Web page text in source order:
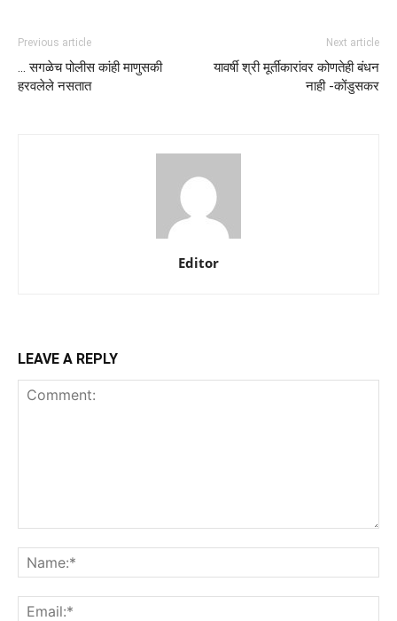
Previous article
… सगळेच पोलीस कांही माणुसकी
हरवलेले नसतात
Next article
यावर्षी श्री मूर्तीकारांवर कोणतेही बंधन
नाही -कोंडुसकर
Editor
LEAVE A REPLY